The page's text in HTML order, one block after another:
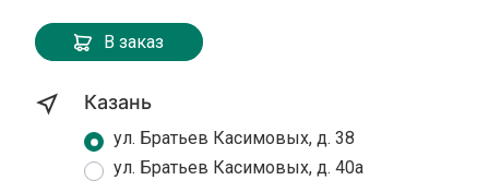
В заказ
Казань
ул. Братьев Касимовых, д. 38
ул. Братьев Касимовых, д. 40а